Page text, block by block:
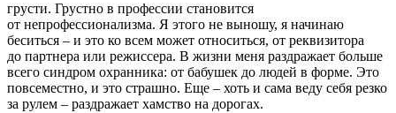
грусти. Грустно в профессии становится
от непрофессионализма. Я этого не выношу, я начинаю
беситься – и это ко всем может относиться, от реквизитора
до партнера или режиссера. В жизни меня раздражает больше
всего синдром охранника: от бабушек до людей в форме. Это
повсеместно, и это страшно. Еще – хоть и сама веду себя резко
за рулем – раздражает хамство на дорогах.